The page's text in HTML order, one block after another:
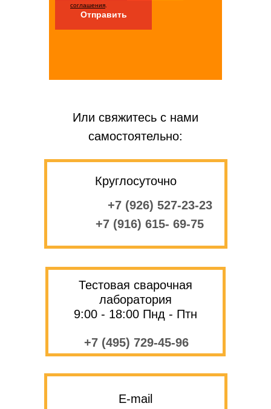
Отправить
соглашения
Или свяжитесь с нами
самостоятельно:
Тестовая сварочная
лаборатория
9:00 - 18:00 Пнд - Птн
+7 (495) 729-45-96
Круглосуточно
+7 (926) 527-23-23
+7 (916) 615- 69-75
E-mail